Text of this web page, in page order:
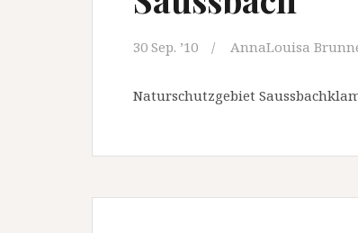
30 Sep. ’10 AnnaLouisa
Naturschutzgebiet